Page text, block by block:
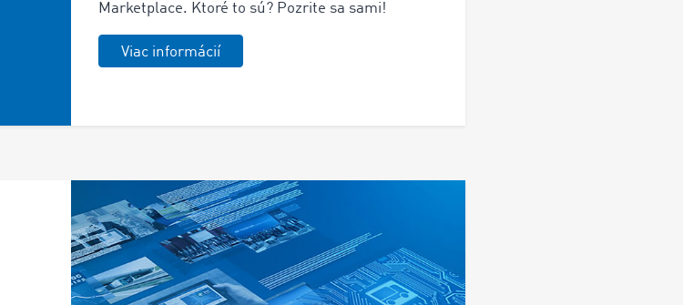
Marketplace. Ktoré to sú? Pozrite sa sami!
Viac informácií